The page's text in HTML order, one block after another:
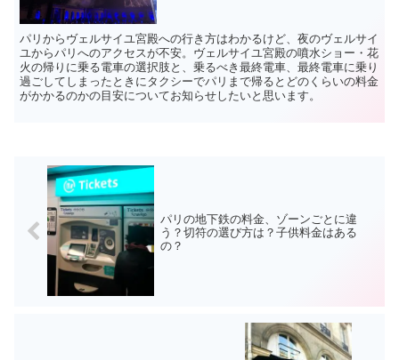
パリからヴェルサイユ宮殿への行き方はわかるけど、夜のヴェルサイ
ユからパリへのアクセスが不安。ヴェルサイユ宮殿の噴水ショー・花
火の帰りに乗る電車の選択肢と、乗るべき最終電車、最終電車に乗り
過ごしてしまったときにタクシーでパリまで帰るとどのくらいの料金
がかかるのかの目安についてお知らせしたいと思います。
パリの地下鉄の料金、ゾーンごとに違
う？切符の選び方は？子供料金はある
の？